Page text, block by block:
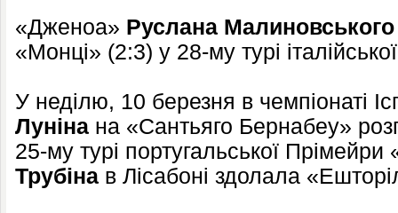
«Дженоа» Руслана Малиновського
«Монці» (2:3) у 28-му турі
У неділю, 10 березня в чемпіонаті
Луніна на «Сантьяго Бернабеу»
25-му турі португальської
Трубіна в Лісабоні здолала